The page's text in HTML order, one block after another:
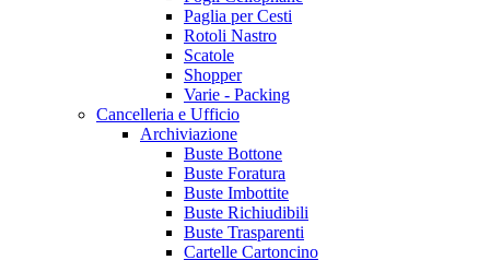
Paglia per Cesti
Rotoli Nastro
Scatole
Shopper
Varie - Packing
Cancelleria e Ufficio
Archiviazione
Buste Bottone
Buste Foratura
Buste Imbottite
Buste Richiudibili
Buste Trasparenti
Cartelle Cartoncino